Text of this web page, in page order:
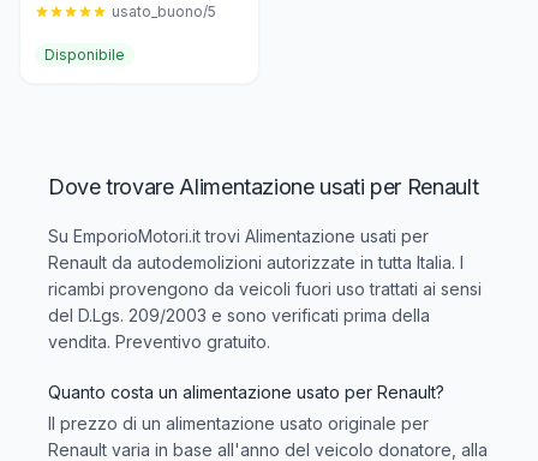
usato_buono/5
Disponibile
Dove trovare Alimentazione usati per Renault
Su EmporioMotori.it trovi Alimentazione usati per
Renault da autodemolizioni autorizzate in tutta Italia. I
ricambi provengono da veicoli fuori uso trattati ai sensi
del D.Lgs. 209/2003 e sono verificati prima della
vendita. Preventivo gratuito.
Quanto costa un alimentazione usato per Renault?
Il prezzo di un alimentazione usato originale per
Renault varia in base all'anno del veicolo donatore, alla